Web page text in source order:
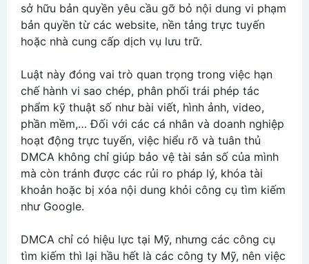
sở hữu bản quyền yêu cầu gỡ bỏ nội dung vi phạm
bản quyền từ các website, nền tảng trực tuyến
hoặc nhà cung cấp dịch vụ lưu trữ.
Luật này đóng vai trò quan trọng trong việc hạn
chế hành vi sao chép, phân phối trái phép tác
phẩm kỹ thuật số như bài viết, hình ảnh, video,
phần mềm,… Đối với các cá nhân và doanh nghiệp
hoạt động trực tuyến, việc hiểu rõ và tuân thủ
DMCA không chỉ giúp bảo vệ tài sản số của mình
mà còn tránh được các rủi ro pháp lý, khóa tài
khoản hoặc bị xóa nội dung khỏi công cụ tìm kiếm
như Google.
DMCA chỉ có hiệu lực tại Mỹ, nhưng các công cụ
tìm kiếm thì lại hầu hết là các công ty Mỹ, nên việc